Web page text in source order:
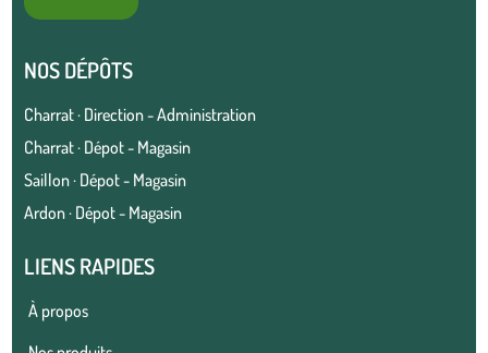
NOS DÉPÔTS
Charrat · Direction - Administration
Charrat · Dépot - Magasin
Saillon · Dépot - Magasin
Ardon · Dépot - Magasin
LIENS RAPIDES
À propos